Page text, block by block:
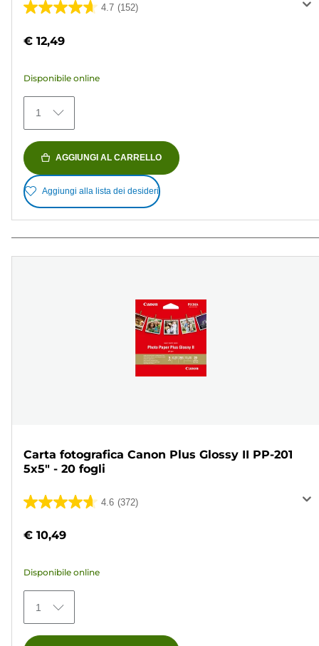
4.7 (152)
4.7
5
152
recensioni
€ 12,49
Disponibile online
1
AGGIUNGI AL CARRELLO
Aggiungi alla lista dei desideri
Carta fotografica Canon Plus Glossy II PP-201
5x5" - 20 fogli
4.6 (372)
4.6
5
372
recensioni
€ 10,49
Disponibile online
1